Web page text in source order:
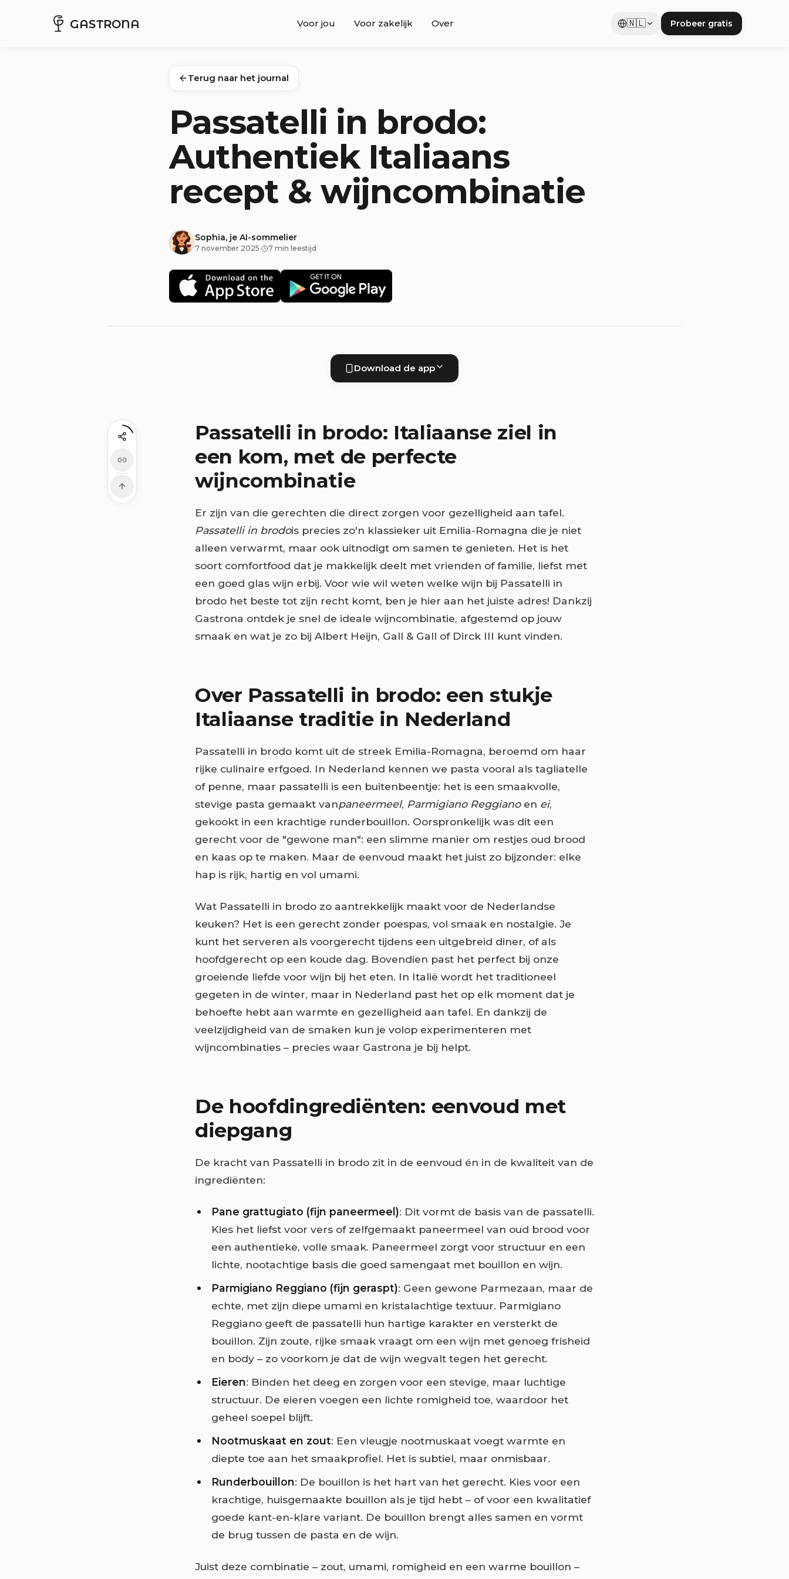
GASTRONA Voor jou Voor zakelijk Over 🇳🇱 Probeer gratis
Terug naar het journal
Passatelli in brodo:
Authentiek Italiaans
recept & wijncombinatie
Sophia, je AI-sommelier
7 november 2025· 7 min leestijd
Download de app
Passatelli in brodo: Italiaanse ziel in
een kom, met de perfecte
wijncombinatie
Er zijn van die gerechten die direct zorgen voor gezelligheid aan tafel.
Passatelli in brodois precies zo'n klassieker uit Emilia-Romagna die je niet
alleen verwarmt, maar ook uitnodigt om samen te genieten. Het is het
soort comfortfood dat je makkelijk deelt met vrienden of familie, liefst met
een goed glas wijn erbij. Voor wie wil weten welke wijn bij Passatelli in
brodo het beste tot zijn recht komt, ben je hier aan het juiste adres! Dankzij
Gastrona ontdek je snel de ideale wijncombinatie, afgestemd op jouw
smaak en wat je zo bij Albert Heijn, Gall & Gall of Dirck III kunt vinden.
Over Passatelli in brodo: een stukje
Italiaanse traditie in Nederland
Passatelli in brodo komt uit de streek Emilia-Romagna, beroemd om haar
rijke culinaire erfgoed. In Nederland kennen we pasta vooral als tagliatelle
of penne, maar passatelli is een buitenbeentje: het is een smaakvolle,
stevige pasta gemaakt vanpaneermeel, Parmigiano Reggianoen ei,
gekookt in een krachtige runderbouillon. Oorspronkelijk was dit een
gerecht voor de "gewone man": een slimme manier om restjes oud brood
en kaas op te maken. Maar de eenvoud maakt het juist zo bijzonder: elke
hap is rijk, hartig en vol umami.
Wat Passatelli in brodo zo aantrekkelijk maakt voor de Nederlandse
keuken? Het is een gerecht zonder poespas, vol smaak en nostalgie. Je
kunt het serveren als voorgerecht tijdens een uitgebreid diner, of als
hoofdgerecht op een koude dag. Bovendien past het perfect bij onze
groeiende liefde voor wijn bij het eten. In Italië wordt het traditioneel
gegeten in de winter, maar in Nederland past het op elk moment dat je
behoefte hebt aan warmte en gezelligheid aan tafel. En dankzij de
veelzijdigheid van de smaken kun je volop experimenteren met
wijncombinaties – precies waar Gastrona je bij helpt.
De hoofdingrediënten: eenvoud met
diepgang
De kracht van Passatelli in brodo zit in de eenvoud én in de kwaliteit van de
ingrediënten:
Pane grattugiato (fijn paneermeel): Dit vormt de basis van de passatelli.
Kies het liefst voor vers of zelfgemaakt paneermeel van oud brood voor
een authentieke, volle smaak. Paneermeel zorgt voor structuur en een
lichte, nootachtige basis die goed samengaat met bouillon en wijn.
Parmigiano Reggiano (fijn geraspt): Geen gewone Parmezaan, maar de
echte, met zijn diepe umami en kristalachtige textuur. Parmigiano
Reggiano geeft de passatelli hun hartige karakter en versterkt de
bouillon. Zijn zoute, rijke smaak vraagt om een wijn met genoeg frisheid
en body – zo voorkom je dat de wijn wegvalt tegen het gerecht.
Eieren: Binden het deeg en zorgen voor een stevige, maar luchtige
structuur. De eieren voegen een lichte romigheid toe, waardoor het
geheel soepel blijft.
Nootmuskaat en zout: Een vleugje nootmuskaat voegt warmte en
diepte toe aan het smaakprofiel. Het is subtiel, maar onmisbaar.
Runderbouillon: De bouillon is het hart van het gerecht. Kies voor een
krachtige, huisgemaakte bouillon als je tijd hebt – of voor een kwalitatief
goede kant-en-klare variant. De bouillon brengt alles samen en vormt
de brug tussen de pasta en de wijn.
Juist deze combinatie – zout, umami, romigheid en een warme bouillon –